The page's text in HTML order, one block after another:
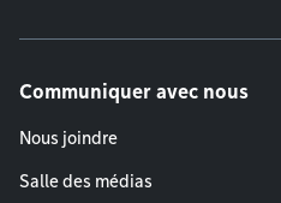
Communiquer avec nous
Nous joindre
Salle des médias